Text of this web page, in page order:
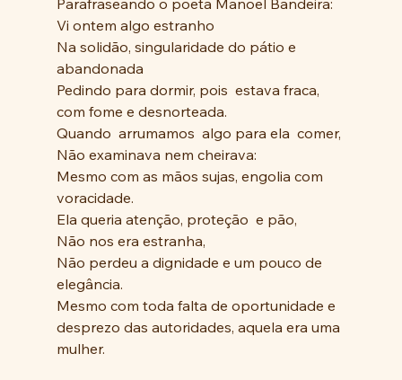
Vi ontem algo estranho
Na solidão, singularidade do pátio e
abandonada
Pedindo para dormir, pois  estava fraca,
com fome e desnorteada.
Quando  arrumamos  algo para ela  comer,
Não examinava nem cheirava:
Mesmo com as mãos sujas, engolia com
voracidade.
Ela queria atenção, proteção  e pão,
Não nos era estranha,
Não perdeu a dignidade e um pouco de
elegância.
Mesmo com toda falta de oportunidade e
desprezo das autoridades, aquela era uma
mulher.